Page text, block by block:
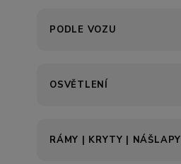
PODLE VOZU
OSVĚTLENÍ
RÁMY | KRYTY | NÁŠLAPY